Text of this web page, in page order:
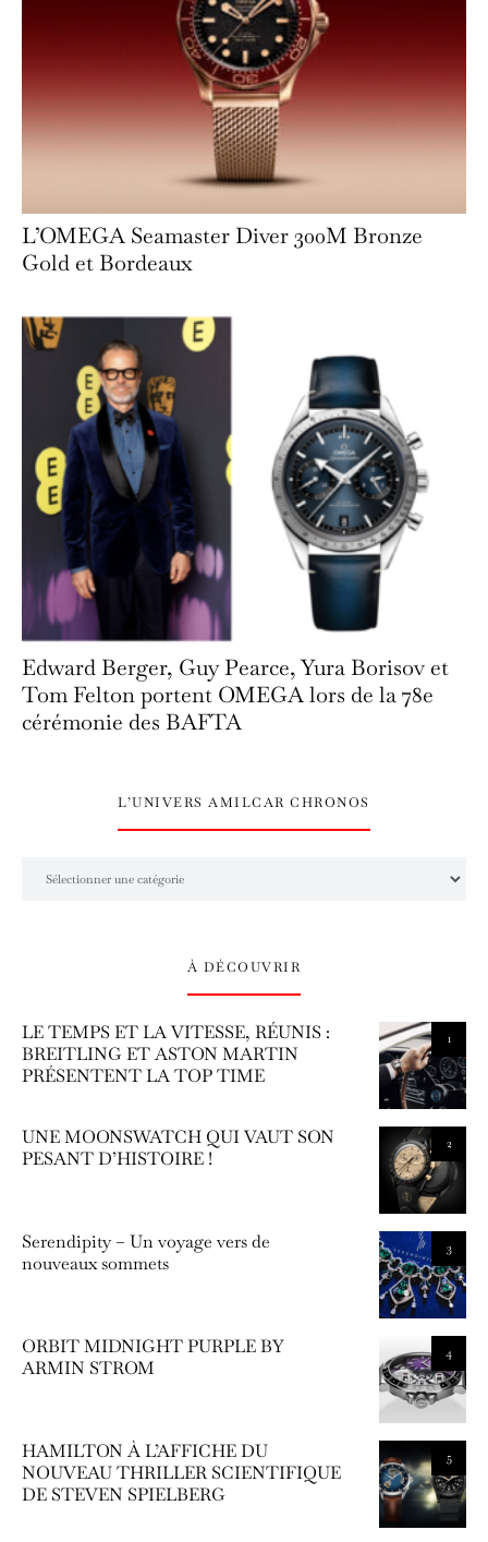
L’OMEGA Seamaster Diver 300M Bronze
Gold et Bordeaux
Edward Berger, Guy Pearce, Yura Borisov et
Tom Felton portent OMEGA lors de la 78e
cérémonie des BAFTA
L’UNIVERS AMILCAR CHRONOS
À DÉCOUVRIR
1
LE TEMPS ET LA VITESSE, RÉUNIS :
BREITLING ET ASTON MARTIN
PRÉSENTENT LA TOP TIME
2
UNE MOONSWATCH QUI VAUT SON
PESANT D’HISTOIRE !
3
Serendipity – Un voyage vers de
nouveaux sommets
4
ORBIT MIDNIGHT PURPLE BY
ARMIN STROM
5
HAMILTON À L’AFFICHE DU
NOUVEAU THRILLER SCIENTIFIQUE
DE STEVEN SPIELBERG